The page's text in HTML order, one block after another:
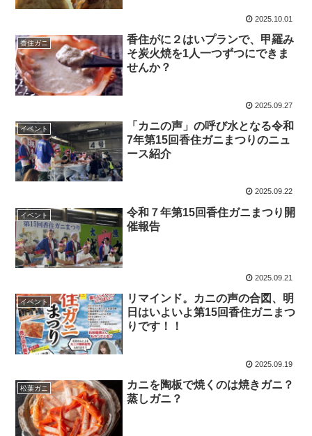
2025.10.01
香住ガニ
香住がに２はいプランで、甲羅み
そ炭火焼を1人一つずつにできま
せんか？
2025.09.27
イベント
「カニの声」の呼び水となる令和
7年第15回香住ガニまつりのニュ
ース紹介
2025.09.22
イベント
令和７年第15回香住ガニまつり開
催報告
2025.09.21
イベント
リマインド。カニの声の合図、明
日はいよいよ第15回香住ガニまつ
りです！！
2025.09.19
松葉ガニ
カニを陶板で焼くのは焼きガニ？
蒸しガニ？